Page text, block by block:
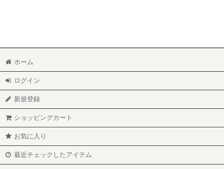
ホーム
ログイン
新規登録
ショッピングカート
お気に入り
最近チェックしたアイテム